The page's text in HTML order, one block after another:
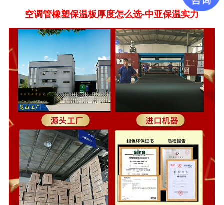
空调管橡塑保温板厚度怎么选-中亚保温实力